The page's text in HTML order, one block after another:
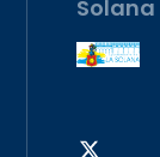
Solana